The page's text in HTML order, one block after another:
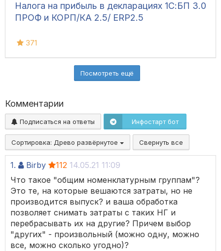
Налога на прибыль в декларациях 1С:БП 3.0
ПРОФ и КОРП/КА 2.5/ ЕRP2.5
371
Посмотреть ещё
Комментарии
Подписаться на ответы Инфостарт бот
Сортировка: Древо развёрнутое Свернуть все
1. Birby 112 14.05.21 11:09
Что такое "общим номенклатурным группам"?
Это те, на которые вешаются затраты, но не
производится выпуск? и ваша обработка
позволяет снимать затраты с таких НГ и
перебрасывать их на другие? Причем выбор
"других" - произвольный (можно одну, можно
все, можно сколько угодно)?